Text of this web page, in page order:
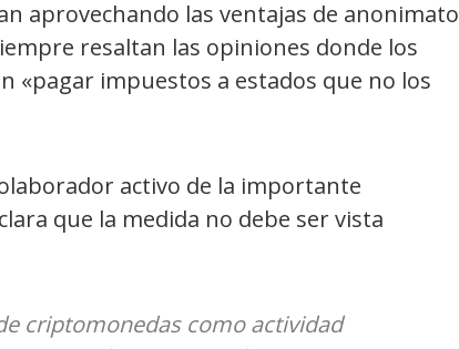
aprovechando las ventajas de anonimato
resaltan las opiniones donde los
«pagar impuestos a estados que no los
activo de la importante
que la medida no debe ser vista
criptomonedas como actividad